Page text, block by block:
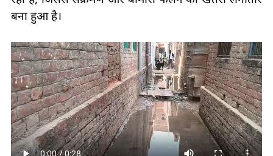
बना हुआ है।